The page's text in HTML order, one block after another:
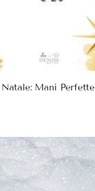
Mani Perfette